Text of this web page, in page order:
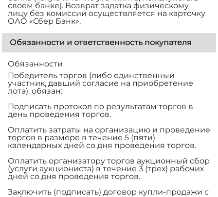
своем банке). Возврат задатка физическому
лицу без комиссии осуществляется на карточку
ОАО «Сбер Банк».
Обязанности и ответственность покупателя
Обязанности
Победитель торгов (либо единственный
участник, давший согласие на приобретение
лота), обязан:
Подписать протокол по результатам торгов в
день проведения торгов.
Оплатить затраты на организацию и проведение
торгов в размере в течение 5 (пяти)
календарных дней со дня проведения торгов.
Оплатить организатору торгов аукционный сбор
(услуги аукциониста) в течение 3 (трех) рабочих
дней со дня проведения торгов.
Заключить (подписать) договор купли-продажи с